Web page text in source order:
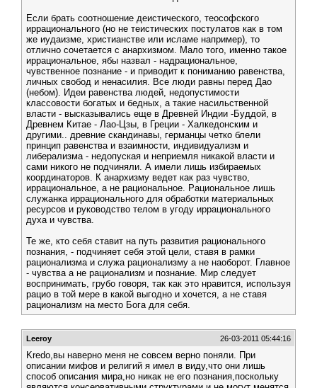
Если брать соотношение деистического, теософского
иррационального (но не теистических постулатов как в том
же иудаизме, христианстве или исламе например), то
отлично сочетается с анархизмом. Мало того, именно такое
иррациональное, ябы назвал - надрациональное,
чувственное познание - и приводит к пониманию равенства,
личных свобод и ненасилия. Все люди равны перед Дао
(небом). Идеи равенства людей, недопустимости
классовости богатых и бедных, а такие насильственной
власти - высказывались еще в Древней Индии -Буддой, в
Древнем Китае - Лао-Цзы, в Греции - Халкедонским и
другими.. древние скандинавы, германцы четко блели
принцип равенства и взаимности, индивидуализм и
либерализма - недопуская и неприемля никакой власти и
сами никого не подчиняли. А имели лишь избираемых
координаторов. К анархизму ведет как раз чувство,
иррациональное, а не рациональное. Рациональное лишь
служанка иррационального для обработки материальных
ресурсов и руководство телом в угоду иррационального
духа и чувства.
Те же, кто себя ставит на путь развития рационального
познания, - подчиняет себя этой цели, ставя в рамки
рационализма и служа рационализму а не наоборот. Главное
- чувства а не рационализм и познание. Мир следует
воспринимать, грубо говоря, так как это нравится, используя
рацио в той мере в какой выгодно и хочется, а не ставя
рационализм на место Бога для себя.
Leeroy 26-03-2011 05:44:16
Kredo,вы наверно меня не совсем верно поняли. При
описании мифов и религий я имел в виду,что они лишь
способ описания мира,но никак не его познания,поскольку